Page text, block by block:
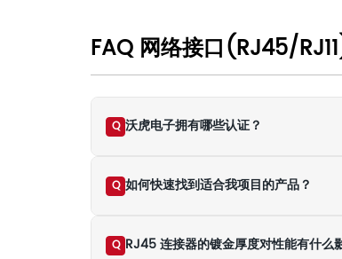
FAQ 网络接口(RJ45/
Q 沃虎电子拥有哪些认证？
Q 如何快速找到适合我项目的产品？
Q RJ45 连接器的镀金厚度对性能有什么